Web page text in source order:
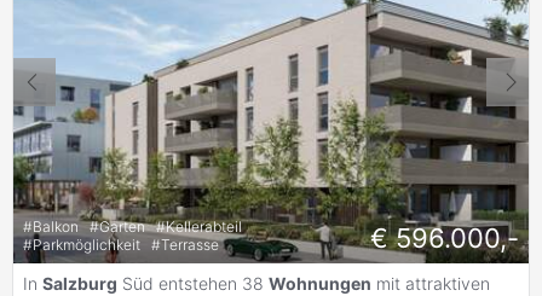
#Balkon #Garten #Kellerabteil
#Parkmöglichkeit #Terrasse € 596.000,-
In Salzburg Süd entstehen 38 Wohnungen mit attraktiven